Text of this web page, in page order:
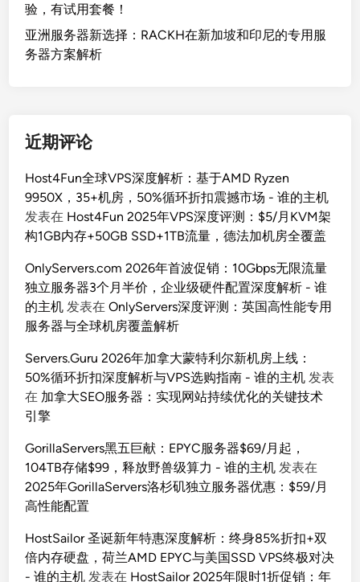
验，有试用套餐！
亚洲服务器新选择：RACKH在新加坡和印尼的专用服
务器方案解析
近期评论
Host4Fun全球VPS深度解析：基于AMD Ryzen
9950X，35+机房，50%循环折扣震撼市场 - 谁的主机
发表在 Host4Fun 2025年VPS深度评测：$5/月KVM架
构1GB内存+50GB SSD+1TB流量，德法加机房全覆盖
OnlyServers.com 2026年首波促销：10Gbps无限流量
独立服务器3个月半价，企业级硬件配置深度解析 - 谁
的主机 发表在OnlyServers深度评测：英国高性能专用
服务器与全球机房覆盖解析
Servers.Guru 2026年加拿大蒙特利尔新机房上线：
50%循环折扣深度解析与VPS选购指南 - 谁的主机 发表
在 加拿大SEO服务器：实现网站持续优化的关键技术
引擎
GorillaServers黑五巨献：EPYC服务器$69/月起，
104TB存储$99，释放野兽级算力 - 谁的主机 发表在
2025年GorillaServers洛杉矶独立服务器优惠：$59/月
高性能配置
HostSailor 圣诞新年特惠深度解析：终身85%折扣+双
倍内存硬盘，荷兰AMD EPYC与美国SSD VPS终极对决
- 谁的主机 发表在 HostSailor 2025年限时1折促销：年